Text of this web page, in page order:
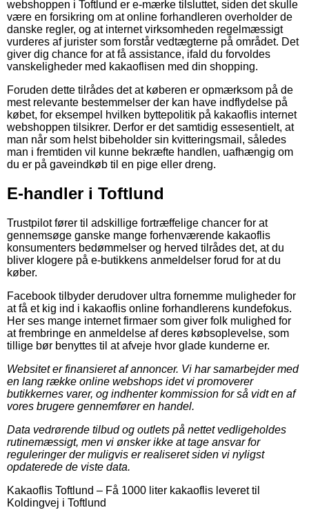
webshoppen i Toftlund er e-mærke tilsluttet, siden det skulle
være en forsikring om at online forhandleren overholder de
danske regler, og at internet virksomheden regelmæssigt
vurderes af jurister som forstår vedtægterne på området. Det
giver dig chance for at få assistance, ifald du forvoldes
vanskeligheder med kakaoflisen med din shopping.
Foruden dette tilrådes det at køberen er opmærksom på de
mest relevante bestemmelser der kan have indflydelse på
købet, for eksempel hvilken byttepolitik på kakaoflis internet
webshoppen tilsikrer. Derfor er det samtidig essesentielt, at
man når som helst bibeholder sin kvitteringsmail, således
man i fremtiden vil kunne bekræfte handlen, uafhængig om
du er på gaveindkøb til en pige eller dreng.
E-handler i Toftlund
Trustpilot fører til adskillige fortræffelige chancer for at
gennemsøge ganske mange forhenværende kakaoflis
konsumenters bedømmelser og herved tilrådes det, at du
bliver klogere på e-butikkens anmeldelser forud for at du
køber.
Facebook tilbyder derudover ultra fornemme muligheder for
at få et kig ind i kakaoflis online forhandlerens kundefokus.
Her ses mange internet firmaer som giver folk mulighed for
at frembringe en anmeldelse af deres købsoplevelse, som
tillige bør benyttes til at afveje hvor glade kunderne er.
Websitet er finansieret af annoncer. Vi har samarbejder med
en lang række online webshops idet vi promoverer
butikkernes varer, og indhenter kommission for så vidt en af
vores brugere gennemfører en handel.
Data vedrørende tilbud og outlets på nettet vedligeholdes
rutinemæssigt, men vi ønsker ikke at tage ansvar for
reguleringer der muligvis er realiseret siden vi nyligst
opdaterede de viste data.
Kakaoflis Toftlund – Få 1000 liter kakaoflis leveret til
Koldingvej i Toftlund